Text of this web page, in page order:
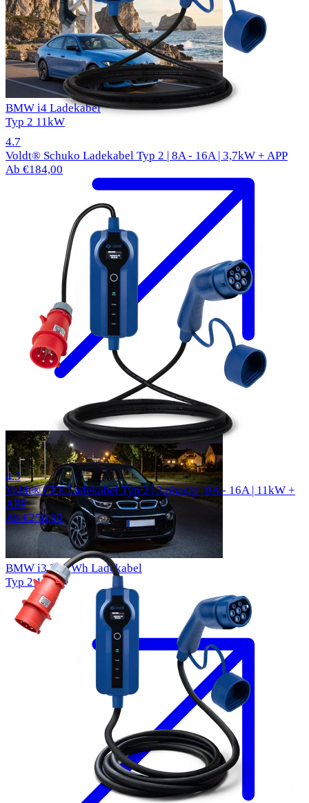
BMW i4 Ladekabel
Typ 2 11kW
BMW i3 33 kWh Ladekabel
Typ 211kW
4.7
Voldt® Schuko Ladekabel Typ 2 | 8A - 16A | 3,7kW + APP
Ab €184,00
4.5325 reviews
Voldt® CEE Ladekabel Typ 2 | 3 phasig | 8A - 16A | 11kW +
APP
Ab €258,99